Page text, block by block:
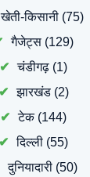
खेती-किसानी (75)
गैजेट्स (129)
चंडीगढ़ (1)
झारखंड(2)
टेक(144)
दिल्ली (55)
दुनियादारी(50)